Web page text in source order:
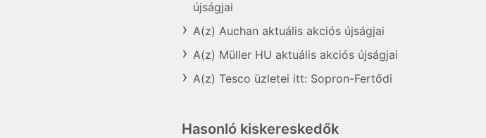
újságjai
A(z) Auchan aktuális akciós újságjai
A(z) Müller HU aktuális akciós újságjai
A(z) Tesco üzletei itt: Sopron-Fertődi
Hasonló kiskereskedők